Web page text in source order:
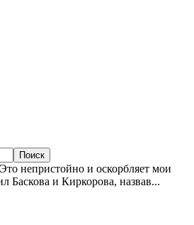
непристойно и оскорбляет мои
Баскова и Киркорова, назвав...